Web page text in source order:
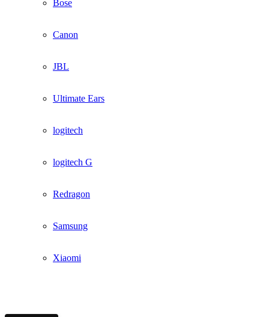
Bose
Canon
JBL
Ultimate Ears
logitech
logitech G
Redragon
Samsung
Xiaomi